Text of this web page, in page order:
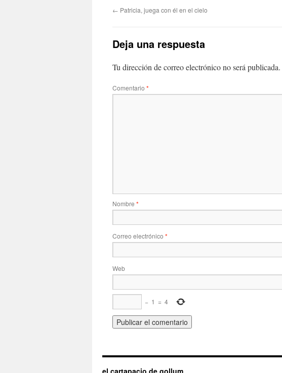
← Patricia, juega con él en el cielo
Deja una respuesta
Tu dirección de correo electrónico no será publicada.
Comentario *
Nombre *
Correo electrónico *
Web
− 1 = 4
el cartapacio de gollum